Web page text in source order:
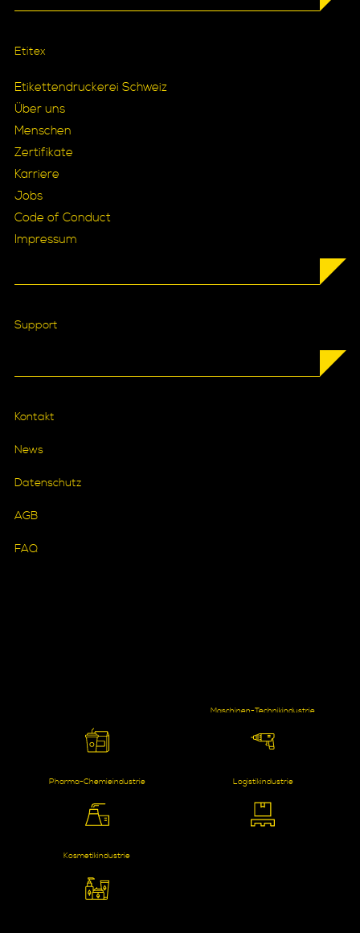
Etitex
Etikettendruckerei Schweiz
Über uns
Menschen
Zertifikate
Karriere
Jobs
Code of Conduct
Impressum
Support
Kontakt
News
Datenschutz
AGB
FAQ
Pharma-Chemieindustrie
Logistikindustrie
Kosmetikindustrie